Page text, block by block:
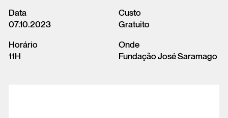
Loja
Carrinho
Login
Data
07.10.2023
Horário
11H
Custo
Gratuito
Onde
Fundação José Saramago